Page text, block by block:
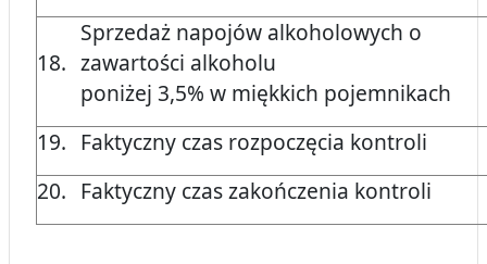
18.
Sprzedaż napojów alkoholowych o
zawartości alkoholu
poniżej 3,5% w miękkich pojemnikach
19. Faktyczny czas rozpoczęcia kontroli
20. Faktyczny czas zakończenia kontroli